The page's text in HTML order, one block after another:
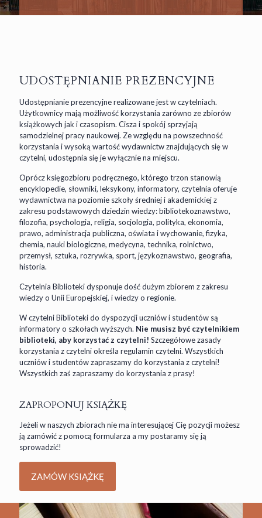
UDOSTĘPNIANIE PREZENCYJNE
Udostępnianie prezencyjne realizowane jest w czytelniach.
Użytkownicy mają możliwość korzystania zarówno ze zbiorów
książkowych jak i czasopism. Cisza i spokój sprzyjają
samodzielnej pracy naukowej. Ze względu na powszechność
korzystania i wysoką wartość wydawnictw znajdujących się w
czytelni, udostępnia się je wyłącznie na miejscu.
Oprócz księgozbioru podręcznego, którego trzon stanowią
encyklopedie, słowniki, leksykony, informatory, czytelnia oferuje
wydawnictwa na poziomie szkoły średniej i akademickiej z
zakresu podstawowych dziedzin wiedzy: bibliotekoznawstwo,
filozofia, psychologia, religia, socjologia, polityka, ekonomia,
prawo, administracja publiczna, oświata i wychowanie, fizyka,
chemia, nauki biologiczne, medycyna, technika, rolnictwo,
przemysł, sztuka, rozrywka, sport, językoznawstwo, geografia,
historia.
Czytelnia Biblioteki dysponuje dość dużym zbiorem z zakresu
wiedzy o Unii Europejskiej, i wiedzy o regionie.
W czytelni Biblioteki do dyspozycji uczniów i studentów są
informatory o szkołach wyższych. Nie musisz być czytelnikiem
biblioteki, aby korzystać z czytelni! Szczegółowe zasady
korzystania z czytelni określa regulamin czytelni. Wszystkich
uczniów i studentów zapraszamy do korzystania z czytelni!
Wszystkich zaś zapraszamy do korzystania z prasy!
ZAPROPONUJ KSIĄŻKĘ
Jeżeli w naszych zbiorach nie ma interesującej Cię pozycji możesz
ją zamówić z pomocą formularza a my postaramy się ją
sprowadzić!
ZAMÓW KSIĄŻKĘ